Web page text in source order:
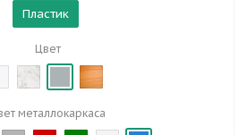
Пластик
Цвет
металлокаркаса